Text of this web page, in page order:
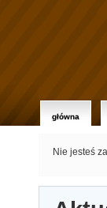
główna
Nie jesteś